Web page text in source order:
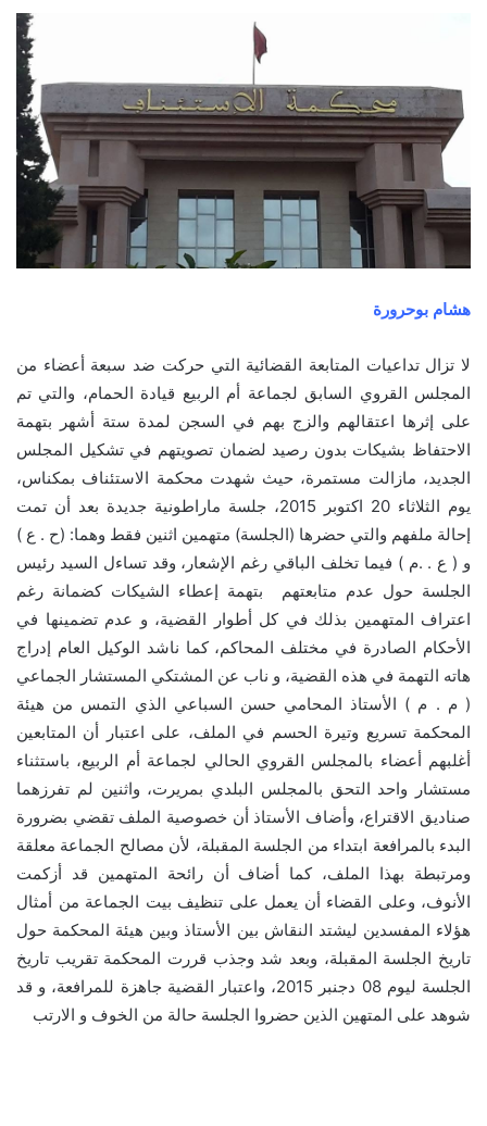
ھشام بوحرورة
لا تزال تداعیات المتابعة القضائیة التي حركت ضد سبعة أعضاء من
المجلس القروي السابق لجماعة أم الربیع قیادة الحمام، والتي تم
على إثرھا اعتقالھم والزج بھم في السجن لمدة ستة أشھر بتھمة
الاحتفاظ بشیكات بدون رصید لضمان تصويتھم في تشكیل المجلس
الجديد، مازالت مستمرة، حیث شھدت محكمة الاستئناف بمكناس،
يوم الثلاثاء 20 اكتوبر 2015، جلسة ماراطونیة جديدة بعد أن تمت
إحالة ملفھم والتي حضرھا (الجلسة) متھمین اثنین فقط وھما: (ح . ع )
و ( ع . .م ) فیما تخلف الباقي رغم الإشعار، وقد تساءل السید رئیس
الجلسة حول عدم متابعتھم بتھمة إعطاء الشیكات كضمانة رغم
اعتراف المتھمین بذلك في كل أطوار القضیة، و عدم تضمینھا في
الأحكام الصادرة في مختلف المحاكم، كما ناشد الوكیل العام إدراج
ھاته التھمة في ھذه القضیة، و ناب عن المشتكي المستشار الجماعي
( م . م ) الأستاذ المحامي حسن السباعي الذي التمس من ھیئة
المحكمة تسريع وتیرة الحسم في الملف، على اعتبار أن المتابعین
أغلبھم أعضاء بالمجلس القروي الحالي لجماعة أم الربیع، باستثناء
مستشار واحد التحق بالمجلس البلدي بمريرت، واثنین لم تفرزھما
صناديق الاقتراع، وأضاف الأستاذ أن خصوصیة الملف تقضي بضرورة
البدء بالمرافعة ابتداء من الجلسة المقبلة، لأن مصالح الجماعة معلقة
ومرتبطة بھذا الملف، كما أضاف أن رائحة المتھمین قد أزكمت
الأنوف، وعلى القضاء أن يعمل على تنظیف بیت الجماعة من أمثال
ھؤلاء المفسدين لیشتد النقاش بین الأستاذ وبین ھیئة المحكمة حول
تاريخ الجلسة المقبلة، وبعد شد وجذب قررت المحكمة تقريب تاريخ
الجلسة لیوم 08 دجنبر 2015، واعتبار القضیة جاھزة للمرافعة، و قد
شوھد على المتھین الذين حضروا الجلسة حالة من الخوف و الارتب